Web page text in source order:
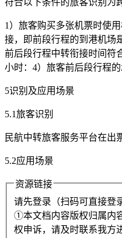
符合以下条件的旅客识别为
1）旅客购买多张机票时使
接，即前段行程的到港机场
前后段行程中转衔接时间符
小时：4）旅客前后段行程
5识别及应用场景
5.1旅客识别
民航中转旅客服务平台在出
5.2应用场景
资源链接
请先登录（扫码可直接登
①本文档内容版权归属内
权申诉，请及时联系我方